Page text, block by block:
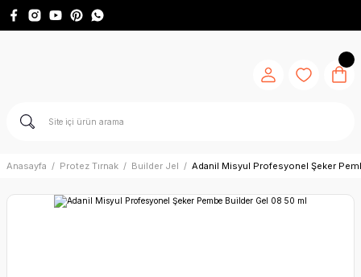
Anasayfa Protez Tırnak Builder Jel Adanil Misyul Profesyonel Şeker